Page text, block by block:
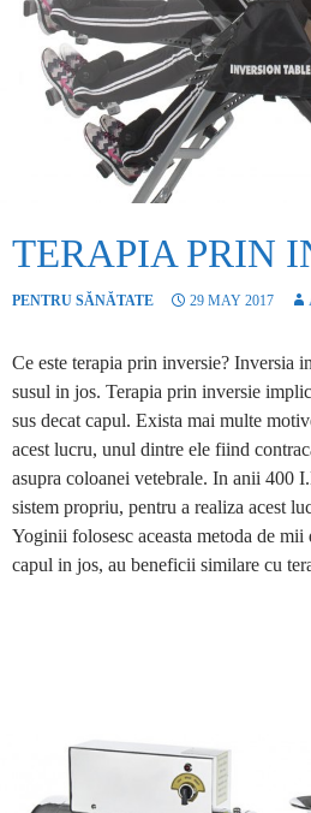
TERAPIA PRIN
PENTRU SĂNĂTATE 29 MAY 2017
Ce este terapia prin inversie? Inversia
susul in jos. Terapia prin inversie
sus decat capul. Exista mai multe
acest lucru, unul dintre ele fiind
asupra coloanei vetebrale. In anii 400
sistem propriu, pentru a realiza acest
Yoginii folosesc aceasta metoda de
capul in jos, au beneficii similare cu